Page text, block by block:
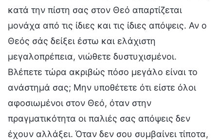
κατά την πίστη σας στον Θεό απαρτίζεται
μονάχα από τις ίδιες και τις ίδιες απόψεις. Αν ο
Θεός σάς δείξει έστω και ελάχιστη
μεγαλοπρέπεια, νιώθετε δυστυχισμένοι.
Βλέπετε τώρα ακριβώς πόσο μεγάλο είναι το
ανάστημά σας; Μην υποθέτετε ότι είστε όλοι
αφοσιωμένοι στον Θεό, όταν στην
πραγματικότητα οι παλιές σας απόψεις δεν
έχουν αλλάξει. Όταν δεν σου συμβαίνει τίποτα,